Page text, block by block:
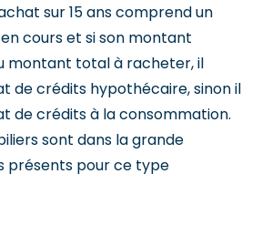
sur 15 ans comprend un
cours et si son montant
montant total à racheter, il
de crédits hypothécaire, sinon il
de crédits à la consommation.
sont dans la grande
présents pour ce type